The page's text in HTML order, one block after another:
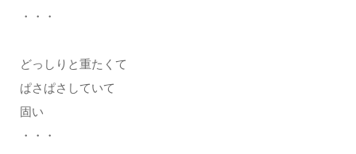
・・・
どっしりと重たくて
ぱさぱさしていて
固い
・・・